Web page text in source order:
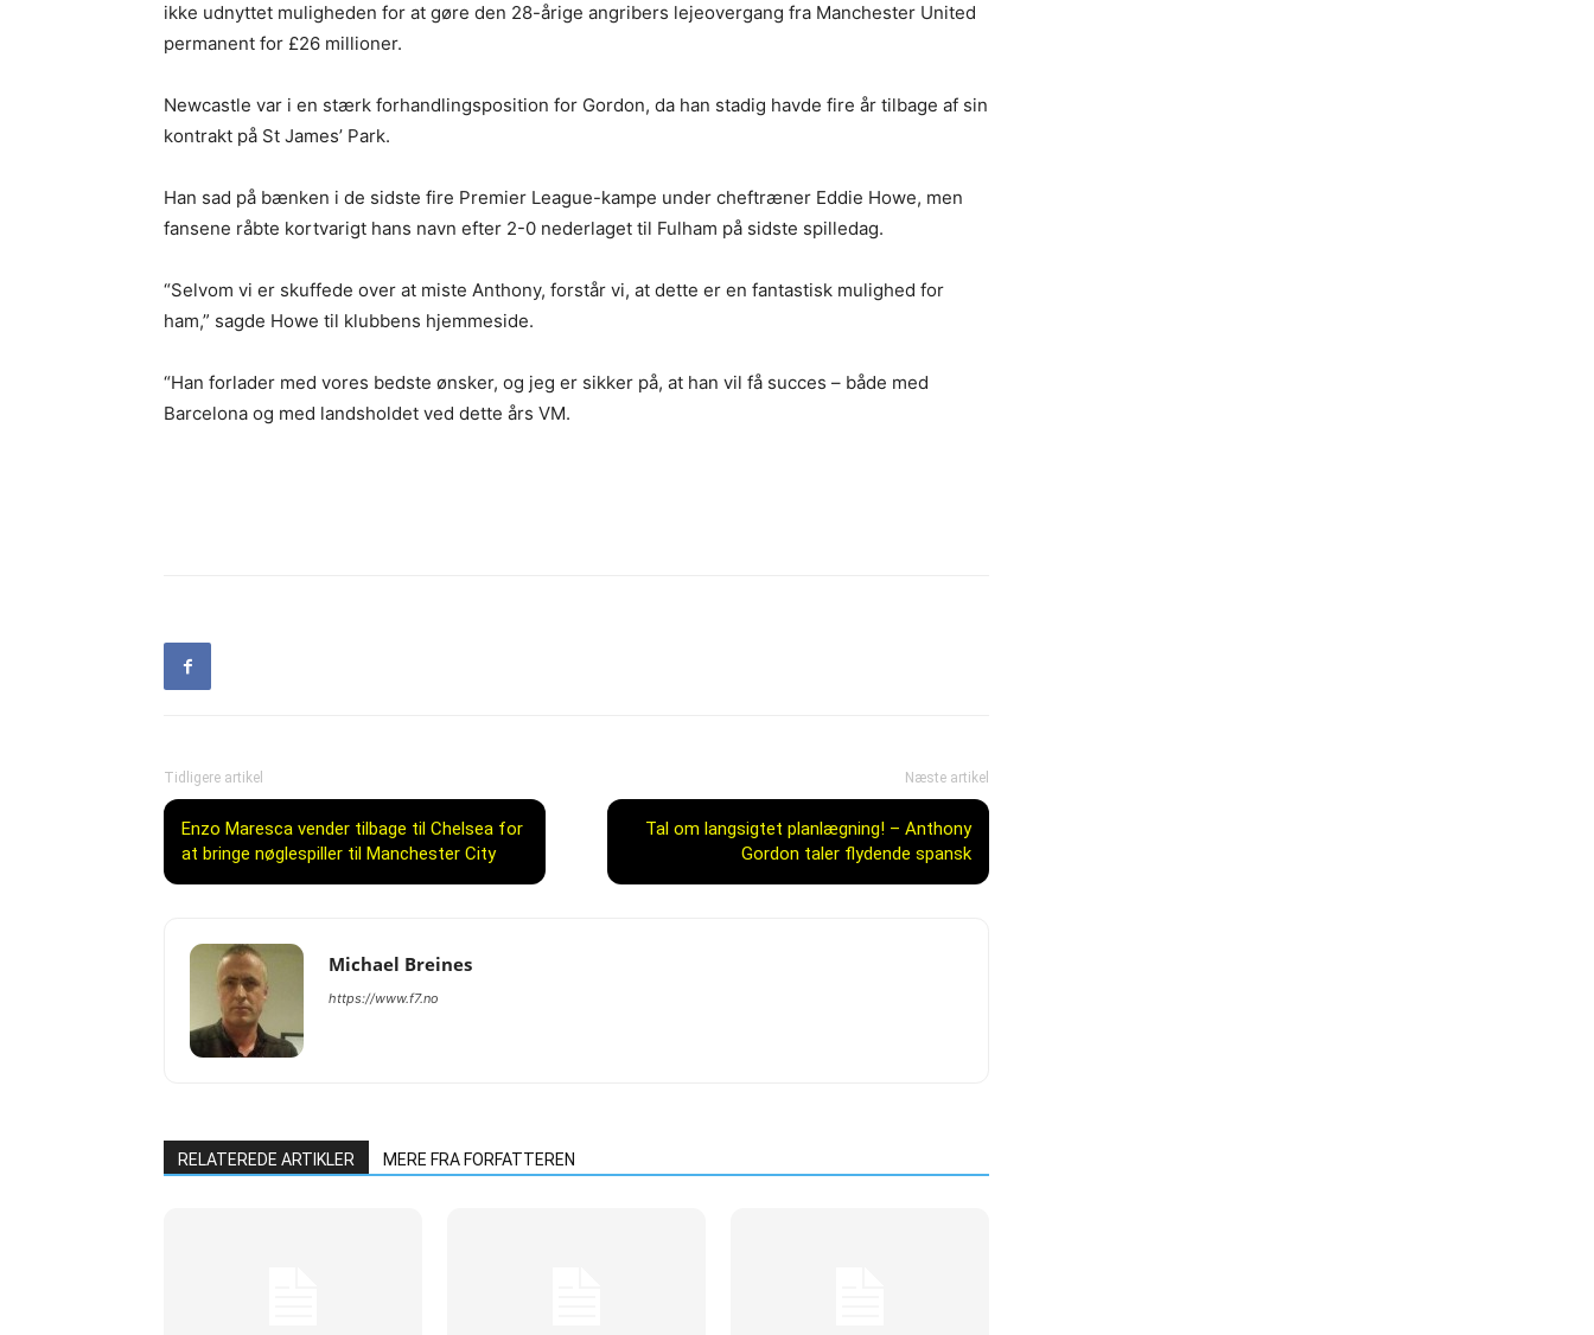
ikke udnyttet muligheden for at gøre den 28-årige angribers lejeovergang fra Manchester United
permanent for £26 millioner.
Newcastle var i en stærk forhandlingsposition for Gordon, da han stadig havde fire år tilbage af sin
kontrakt på St James’ Park.
Han sad på bænken i de sidste fire Premier League-kampe under cheftræner Eddie Howe, men
fansene råbte kortvarigt hans navn efter 2-0 nederlaget til Fulham på sidste spilledag.
“Selvom vi er skuffede over at miste Anthony, forstår vi, at dette er en fantastisk mulighed for
ham,” sagde Howe til klubbens hjemmeside.
“Han forlader med vores bedste ønsker, og jeg er sikker på, at han vil få succes – både med
Barcelona og med landsholdet ved dette års VM.
Tidligere artikel
Enzo Maresca vender tilbage til Chelsea for
at bringe nøglespiller til Manchester City
Næste artikel
Tal om langsigtet planlægning! – Anthony
Gordon taler flydende spansk
Michael Breines
https://www.f7.no
RELATEREDE ARTIKLER MERE FRA FORFATTEREN